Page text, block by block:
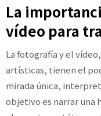
La
vídeo para
La fotografía y el
artísticas, tienen el
mirada única,
objetivo es narrar una